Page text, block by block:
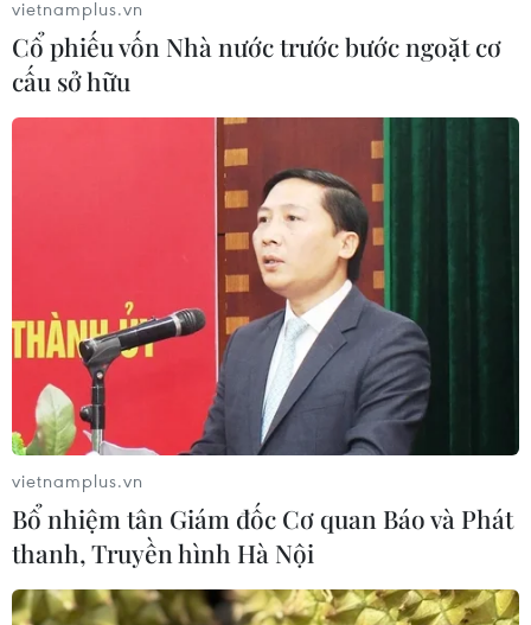
Giáo dục trước thềm năm học mới:
Tái cấu trúc mạng lưới, đổi mới tư
duy quản trị
Hôm nay, các trường đại học bắt đầu
công bố điểm chuẩn năm 2026
09/08/2026 04:21
Olympic Trí tuệ nhân
tạo quốc tế 2026: 7/8 học sinh Việt
08/08/2026 14:24
Sáp nhập Trường Đại học Văn hóa,
Thể thao và Du lịch Thanh Hóa vào
vietnamplus.vn
Cổ phiếu vốn Nhà nước trước bước ngoặt cơ
cấu sở hữu
vietnamplus.vn
Bổ nhiệm tân Giám đốc Cơ quan Báo và Phát
thanh, Truyền hình Hà Nội